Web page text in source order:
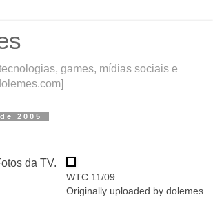
games, mídias sociais e
2005
WTC 11/09
Originally uploaded by dolemes
da TV.